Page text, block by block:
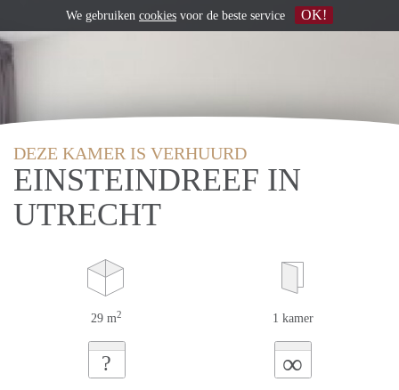
DEZE KAMER IS VERHUURD
EINSTEINDREEF IN
UTRECHT
29 m2 1 kamer
? ∞
We gebruiken cookies voor de beste service OK!